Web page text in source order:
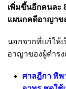
เพิ่มขึ้นอีกคนละ
แผนกคดีอาญาข
นอกจากที่แก้ให้
อาญาของผู้ดํารง
ศาลฎีกา พิพ